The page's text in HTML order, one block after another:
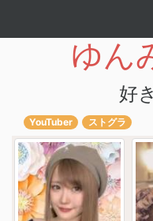
ゆん
好
YouTuber ストグラ